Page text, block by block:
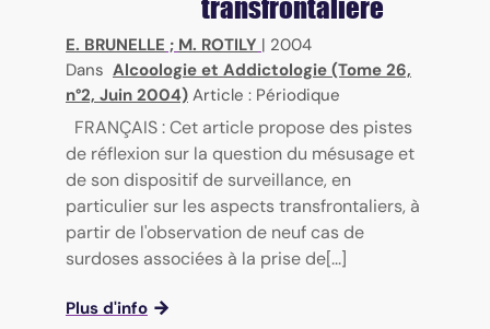
transfrontalière
E. BRUNELLE ; M. ROTILY | 2004
Dans Alcoologie et Addictologie (Tome 26,
n°2, Juin 2004) Article : Périodique
FRANÇAIS : Cet article propose des pistes
de réflexion sur la question du mésusage et
de son dispositif de surveillance, en
particulier sur les aspects transfrontaliers, à
partir de l'observation de neuf cas de
surdoses associées à la prise de[...]
Plus d'info